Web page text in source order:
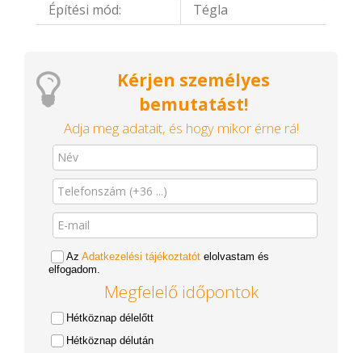
Építési mód:
Tégla
Kérjen személyes
bemutatást!
Adja meg adatait, és hogy mikor érne rá!
Az Adatkezelési tájékoztatót elolvastam és
elfogadom.
Megfelelő időpontok
Hétköznap délelőtt
Hétköznap délután